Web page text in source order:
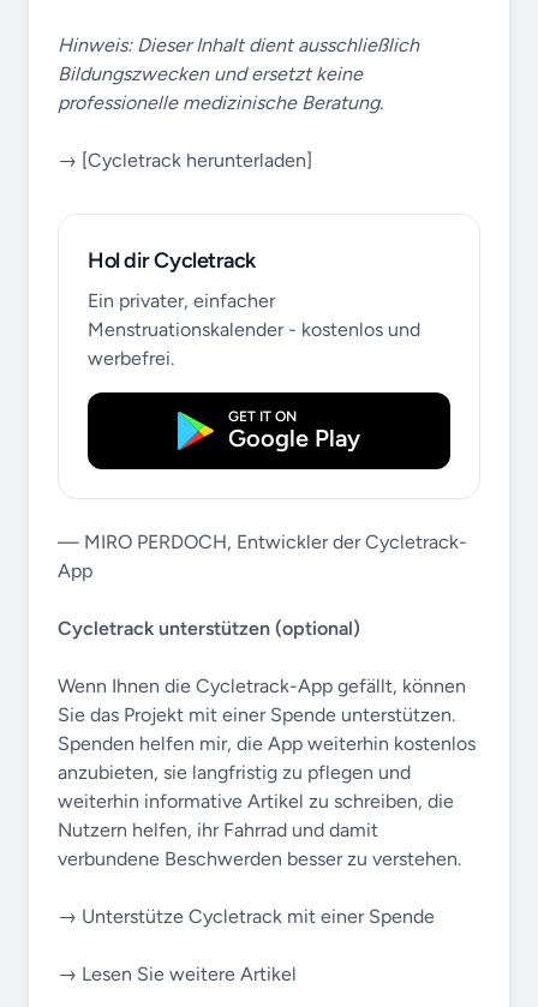
Hinweis: Dieser Inhalt dient ausschließlich
Bildungszwecken und ersetzt keine
professionelle medizinische Beratung.
→ [Cycletrack herunterladen]
Hol dir Cycletrack
Ein privater, einfacher
Menstruationskalender - kostenlos und
werbefrei.
GET IT ON
Google Play
— MIRO PERDOCH, Entwickler der Cycletrack-
App
Cycletrack unterstützen (optional)
Wenn Ihnen die Cycletrack-App gefällt, können
Sie das Projekt mit einer Spende unterstützen.
Spenden helfen mir, die App weiterhin kostenlos
anzubieten, sie langfristig zu pflegen und
weiterhin informative Artikel zu schreiben, die
Nutzern helfen, ihr Fahrrad und damit
verbundene Beschwerden besser zu verstehen.
→ Unterstütze Cycletrack mit einer Spende
→ Lesen Sie weitere Artikel